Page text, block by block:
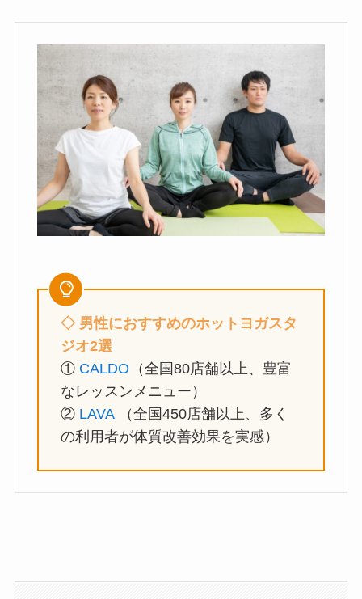
◇ 男性におすすめのホットヨガスタ
ジオ2選
① CALDO （全国80店舗以上、豊富
なレッスンメニュー）
② LAVA
（全国450店舗以上、多く
の利用者が体質改善効果を実感）